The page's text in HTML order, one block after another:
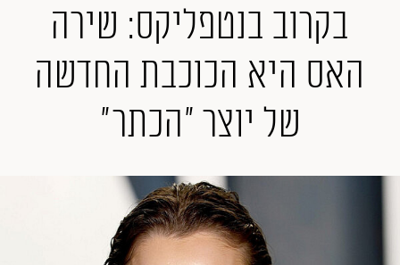
אופנה
ביוטי
סלבס
ערוצים נוספים
המגזין
בקרוב בנטפליקס: שירה
האס היא הכוכבת החדשה
של יוצר "הכתר"